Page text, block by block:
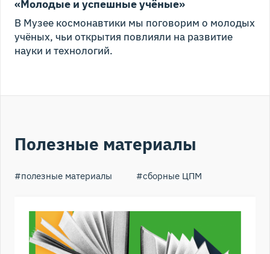
«Молодые и успешные учёные»
В Музее космонавтики мы поговорим о молодых
учёных, чьи открытия повлияли на развитие
науки и технологий.
Полезные материалы
#полезные материалы #сборные ЦПМ